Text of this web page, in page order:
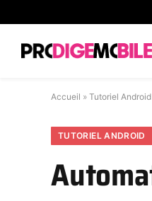
Accueil » Tutoriel Android
TUTORIEL ANDROID